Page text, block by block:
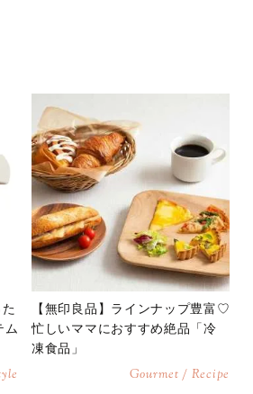
ム
【無印良品】ラインナップ豊富♡
忙しいママにおすすめ絶品「冷
凍食品」
Gourmet / Recipe